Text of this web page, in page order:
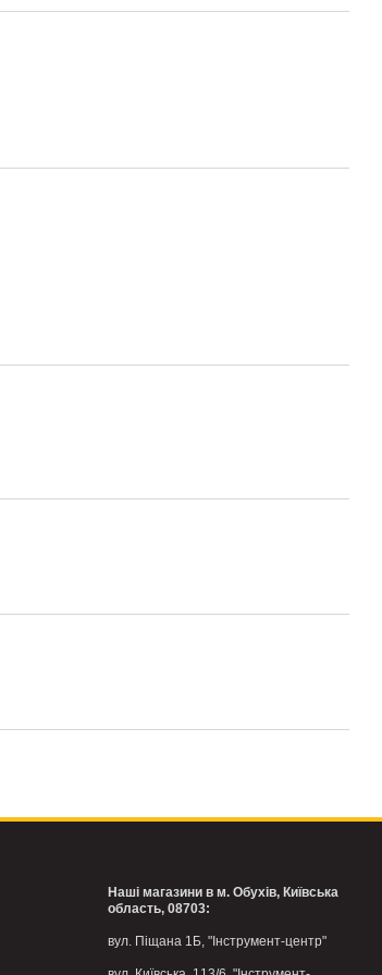
Наші магазини в м. Обухів, Київська
область, 08703:
вул. Піщана 1Б, "Інструмент-центр"